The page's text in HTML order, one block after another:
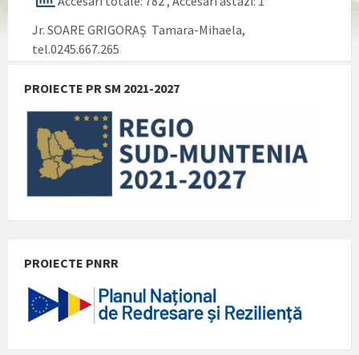
Jr. SOARE GRIGORAȘ Tamara-Mihaela,
tel.0245.667.265
PROIECTE PR SM 2021-2027
PROIECTE PNRR